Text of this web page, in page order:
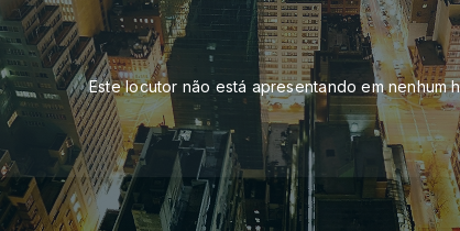
Este locutor não está apresentando em nenhum